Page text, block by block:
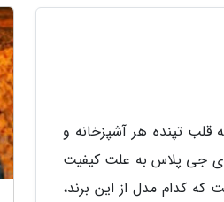
قلب تپنده هر آشپزخانه و
جی پلاس به علت کیفیت
که کدام مدل از این برند،